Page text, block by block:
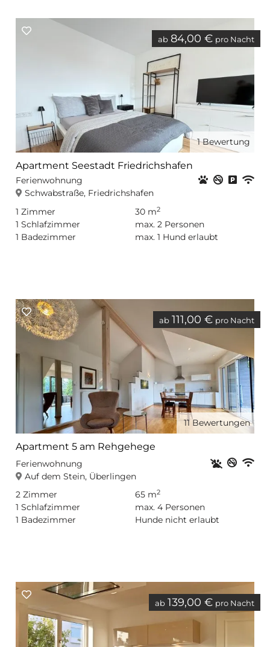
ab 84,00 € pro Nacht
1Bewertung
Apartment Seestadt Friedrichshafen
Ferienwohnung
Schwabstraße, Friedrichshafen
Haustiere
1 Zimmer
1 Schlafzimmer
1 Badezimmer
30 m2
max. 2 Personen
max. 1 Hund erlaubt
ab 111,00 € pro Nacht
11Bewertungen
Apartment 5 am Rehgehege
Ferienwohnung
Auf dem Stein, Überlingen
Haustiere
2 Zimmer
1 Schlafzimmer
1 Badezimmer
65 m2
max. 4 Personen
Hunde nicht erlaubt
ab 139,00 € pro Nacht